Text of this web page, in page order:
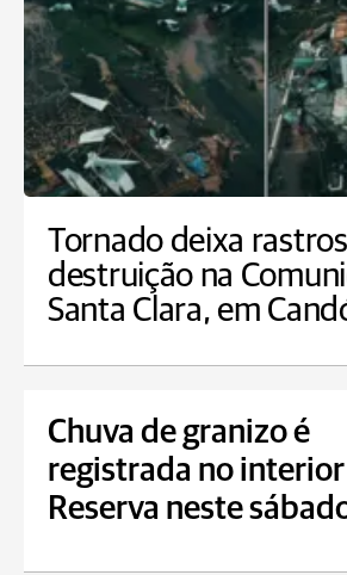
Tornado deixa
destruição na
Santa Clara, em
Chuva de granizo é
registrada no
Reserva neste